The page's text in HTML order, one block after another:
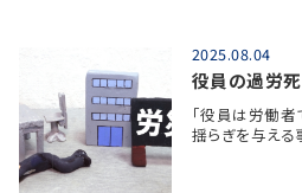
2025.08.04
役員の過労
「役員は労働
揺らぎを与える